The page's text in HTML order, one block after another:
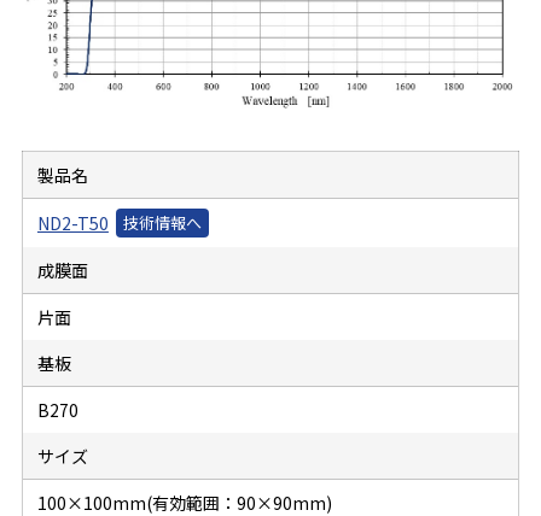
製品名
ND2-T50
成膜面
片面
基板
B270
サイズ
100×100mm(有効範囲：90×90mm)